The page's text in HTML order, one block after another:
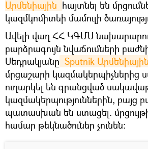
Արմենիային հայտնել են
կազմկոմիտեի մամուլի
Ավելի վաղ ՀՀ ԿԳՄՍ
բարձրագույն նվաճումների
Սեդրակյանը Sputnik
մրցաշարի կազմակերպիչներից
ուղարկել են գրանցված
կազմակերպություններին, բայց
պատասխան են ստացել.
համար թեկնածուներ չունեն։